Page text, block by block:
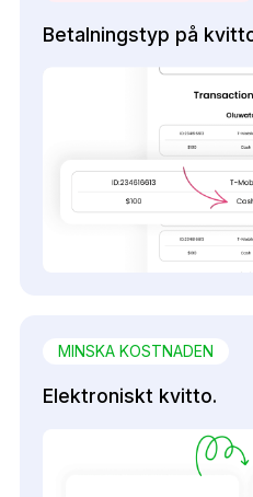
Betalningstyp på
MINSKA KOSTNADEN
Elektroniskt kvitto.